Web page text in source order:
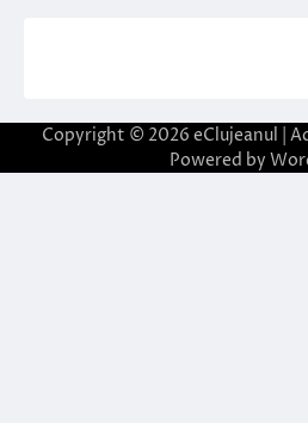
Copyright © 2026 eClujeanul |
Powered by